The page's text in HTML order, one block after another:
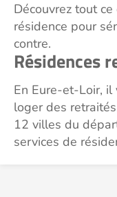
Découvrez tout
résidence pour
contre.
Résidences
En Eure-et-Loir,
loger des
12 villes du
services de